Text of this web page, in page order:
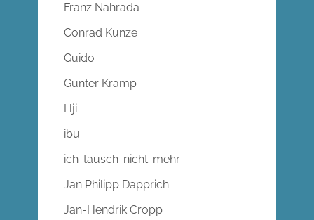
Franz Nahrada
Conrad Kunze
Guido
Gunter Kramp
Hji
ibu
ich-tausch-nicht-mehr
Jan Philipp Dapprich
Jan-Hendrik Cropp